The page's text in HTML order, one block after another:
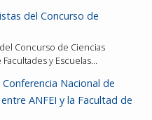
del Concurso de
Concurso de Ciencias
y Escuelas…
Nacional de
ANFEI y la Facultad de